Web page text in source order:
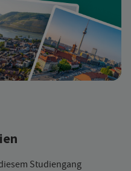
Studiengang